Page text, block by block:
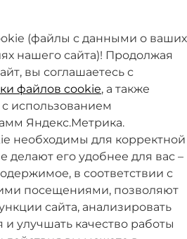
МСК)
(файлы с данными о ваших
нашего сайта)! Продолжая
вы соглашаетесь с
файлов cookie, а также
использованием
Яндекс.Метрика.
необходимы для корректной
делают его удобнее для вас –
в соответствии с
посещениями, позволяют
сайта, анализировать
улучшать качество работы